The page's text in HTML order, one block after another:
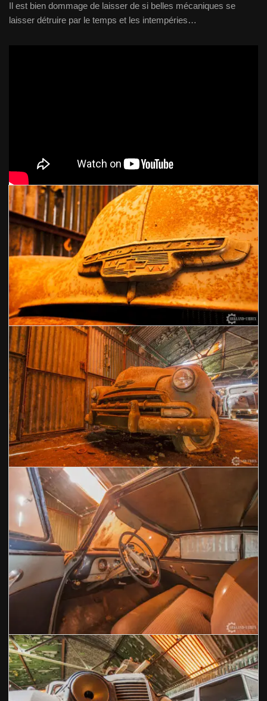
Il est bien dommage de laisser de si belles mécaniques se
laisser détruire par le temps et les intempéries…